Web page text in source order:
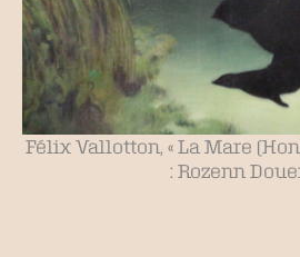
Félix Vallotton, « La Mare
: Rozenn